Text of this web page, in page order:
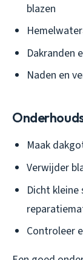
blazen
Dakranden
Naden en
Maak
Verwijder
Dicht
Controleer